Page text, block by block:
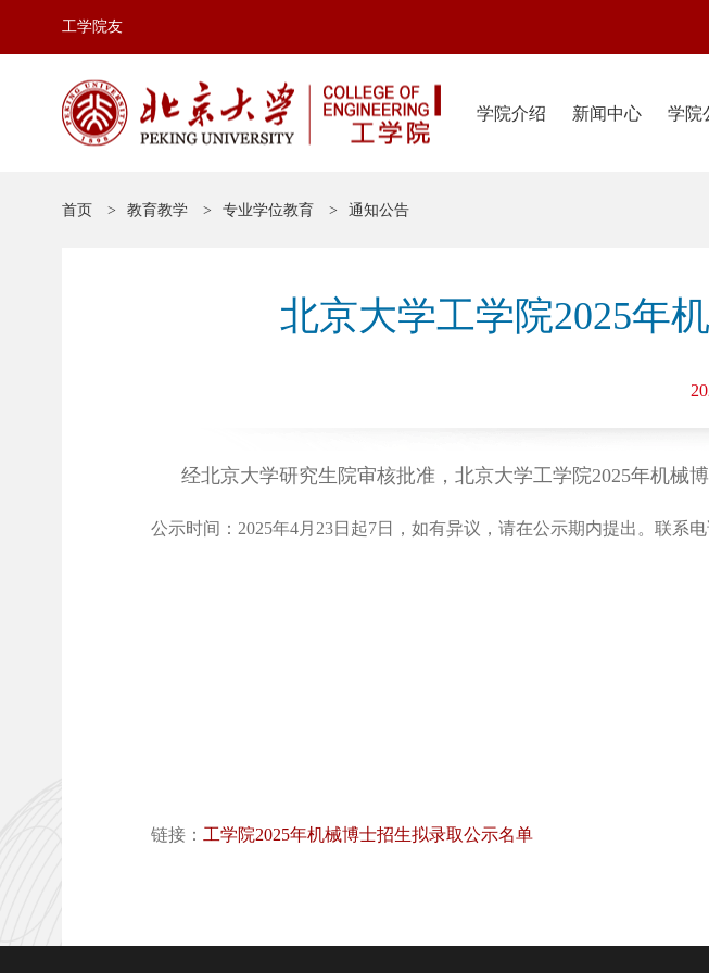
工学院友
学院介绍 新闻中心 学院
首页 教育教学 专业学位教育 通知公告
北京大学工学院2025年
经北京大学研究生院审核批准，北京大学工学院2025年机械
公示时间： 2025年4月 23日起7日，如有异议，请在公示期内提出。联系电
链接： 工学院2025年机械博士招生拟录取公示名单